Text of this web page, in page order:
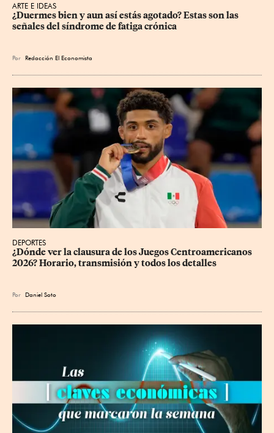
ARTE E IDEAS
¿Duermes bien y aun así estás agotado? Estas son las
señales del síndrome de fatiga crónica
Por Redacción El Economista
DEPORTES
¿Dónde ver la clausura de los Juegos Centroamericanos
2026? Horario, transmisión y todos los detalles
Por Daniel Soto